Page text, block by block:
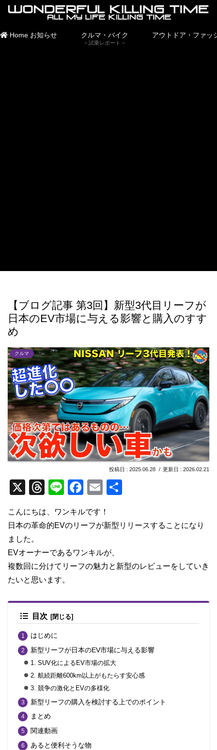
Home お知らせ クルマ・バイク
試乗レポート
アウトドア・ファッ
【ブログ記事 第3回】新型3代目リーフが
日本のEV市場に与える影響と購入のすす
め
クルマ
2025.06.28 2026.02.21
X
T
e
a
d
s
Li
e
F
c
e
b
o
E
ail
こんにちは、ワンキルです！
日本の革命的EVのリーフが新型リリースすることになり
ました。
EVオーナーであるワンキルが、
複数回に分けてリーフの魅力と新型のレビューをしていき
たいと思います。
目次
はじめに
新型リーフが日本のEV市場に与える影響
1. SUV化によるEV市場の拡大
2. 航続距離600km以上がもたらす安心感
3. 競争の激化とEVの多様化
新型リーフの購入を検討する上でのポイント
まとめ
関連動画
あると便利そうな物